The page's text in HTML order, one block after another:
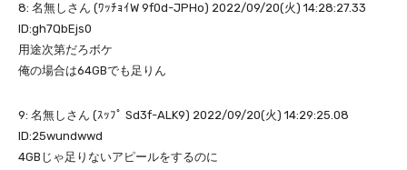
8: 名無しさん (ﾜｯﾁｮｲW 9f0d-JPHo) 2022/09/20(火) 14:28:27.33
ID:gh7QbEjs0
用途次第だろボケ
俺の場合は64GBでも足りん
9: 名無しさん (ｽｯﾌﾟ Sd3f-ALK9) 2022/09/20(火) 14:29:25.08
ID:25wundwwd
4GBじゃ足りないアピールをするのに